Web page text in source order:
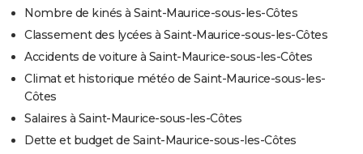
Nombre de kinés à Saint-Maurice-sous-les-Côtes
Classement des lycées à Saint-Maurice-sous-les-Côtes
Accidents de voiture à Saint-Maurice-sous-les-Côtes
Climat et historique météo de Saint-Maurice-sous-les-
Côtes
Salaires à Saint-Maurice-sous-les-Côtes
Dette et budget de Saint-Maurice-sous-les-Côtes